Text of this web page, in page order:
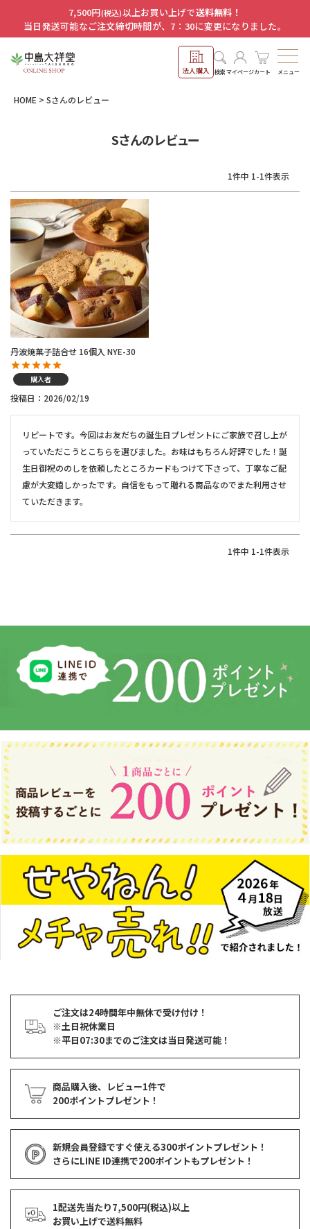
7,500円(税込)以上お買い上げで送料無料！
当日発送可能なご注文締切時間が、7：30に変更になりました。
法人購入 検索マイページカート メニュー
HOME Sさんのレビュー
Sさんのレビュー
1件中 1-1件表示
丹波焼菓子詰合せ 16個入 NYE-30
購入者
投稿日 2026/02/19
リピートです。今回はお友だちの誕生日プレゼントにご家族で召し上が
っていただこうとこちらを選びました。お味はもちろん好評でした！誕
生日御祝ののしを依頼したところカードもつけて下さって、丁寧なご配
慮が大変嬉しかったです。自信をもって贈れる商品なのでまた利用させ
ていただきます。
1件中 1-1件表示
ご注文は24時間年中無休で受け付け！
※土日祝休業日
※平日07:30までのご注文は当日発送可能！
商品購入後、レビュー1件で
200ポイントプレゼント！
新規会員登録ですぐ使える300ポイントプレゼント！
さらにLINE ID連携で200ポイントもプレゼント！
1配送先当たり7,500円(税込)以上
お買い上げで送料無料